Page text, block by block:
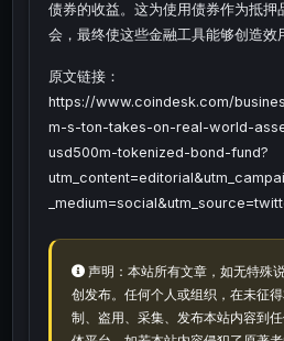
债券的收益。这为使用债券作为抵押
会，最终使这些金融工具能够创造效
原文链接：
https://www.coindesk.com/
m-s-ton-takes-on-real-world-
usd500m-tokenized-bond-fund?
声明：本站所有文章，如无特殊
创发布。任何个人或组织，在未征
制、盗用、采集、发布本站内容到